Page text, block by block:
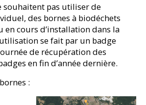
souhaitent pas utiliser de
des bornes à biodéchets
en cours d’installation dans la
se fait par un badge
de récupération des
en fin d’année dernière.
: